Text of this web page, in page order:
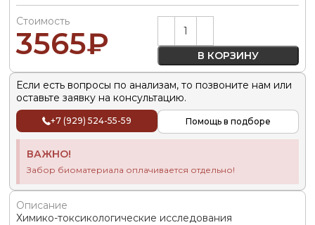
Стоимость
3565₽ В КОРЗИНУ
Alternative:
Если есть вопросы по анализам, то позвоните нам или
оставьте заявку на консультацию.
+7 (929) 524-55-59 Помощь в подборе
ВАЖНО!
Забор биоматериала оплачивается отдельно!
Описание
Химико-токсикологические исследования